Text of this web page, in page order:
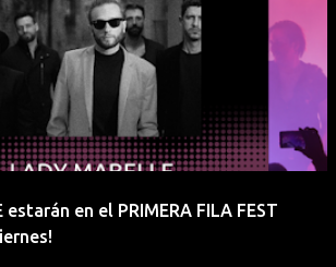
estarán en el PRIMERA FILA FEST